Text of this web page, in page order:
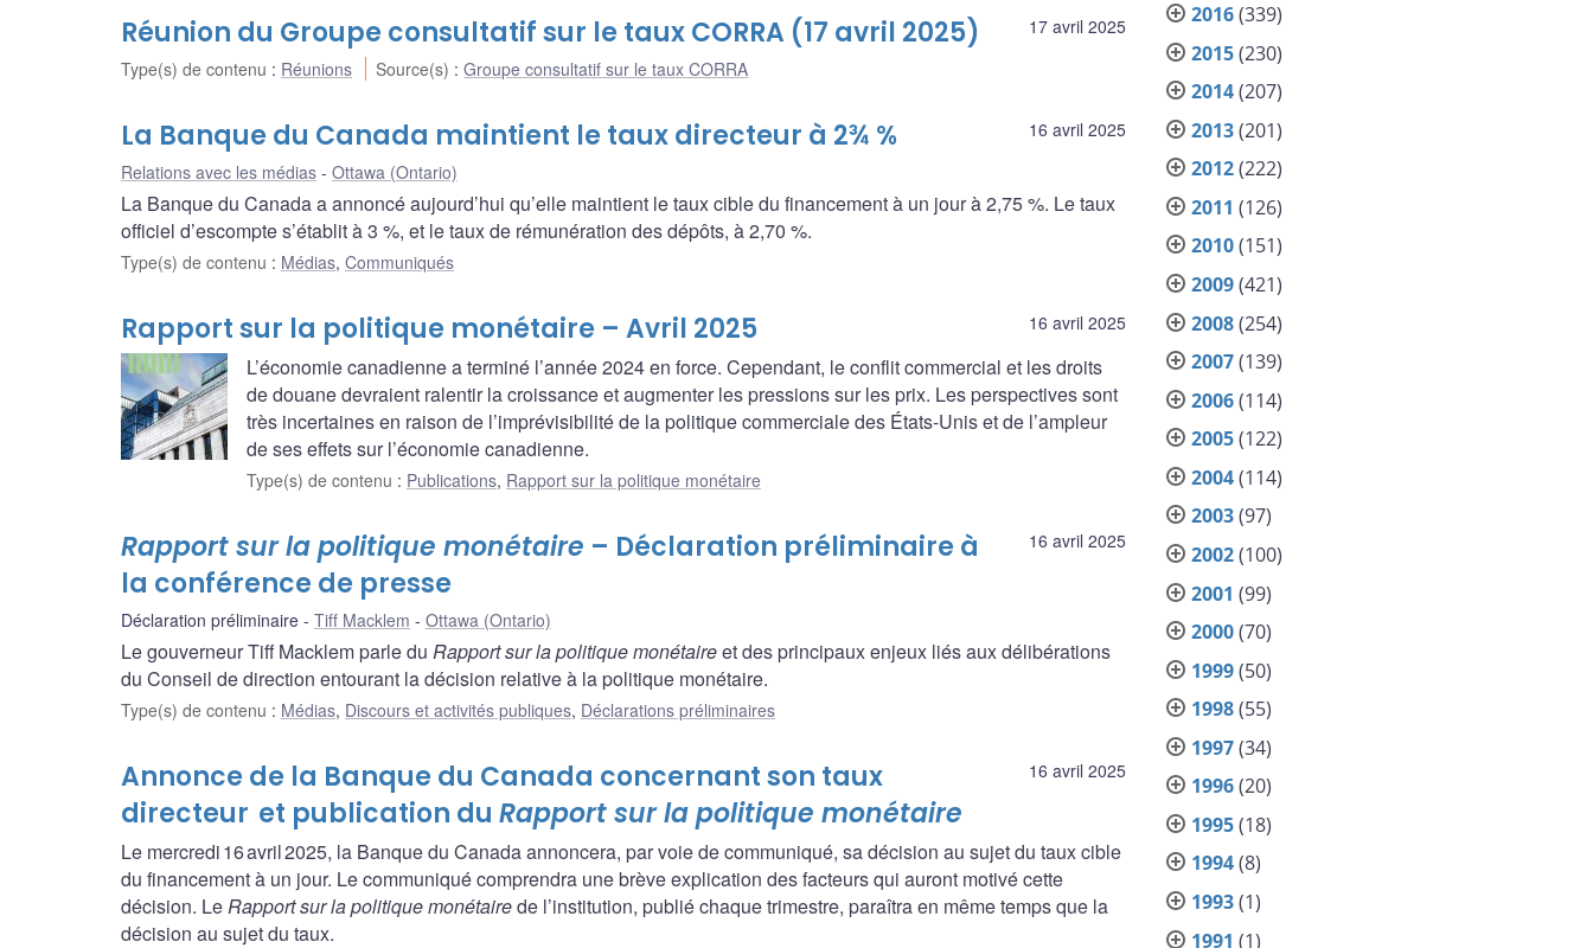
17 avril 2025
Réunion du Groupe consultatif sur le taux CORRA (17 avril 2025)
Type(s) de contenu : Réunions Source(s) :Groupe consultatif sur le taux CORRA
16 avril 2025
La Banque du Canada maintient le taux directeur à 2¾ %
Relations avec les médias Ottawa (Ontario)
La Banque du Canada a annoncé aujourd’hui qu’elle maintient le taux cible du financement à un jour à 2,75 %. Le taux
officiel d’escompte s’établit à 3 %, et le taux de rémunération des dépôts, à 2,70 %.
Type(s) de contenu : Médias, Communiqués
16 avril 2025
Rapport sur la politique monétaire – Avril 2025
L’économie canadienne a terminé l’année 2024 en force. Cependant, le conflit commercial et les droits
de douane devraient ralentir la croissance et augmenter les pressions sur les prix. Les perspectives sont
très incertaines en raison de l’imprévisibilité de la politique commerciale des États-Unis et de l’ampleur
de ses effets sur l’économie canadienne.
Type(s) de contenu : Publications, Rapport sur la politique monétaire
16 avril 2025
Rapport sur la politique monétaire – Déclaration préliminaire à
la conférence de presse
Déclaration préliminaire Tiff Macklem Ottawa (Ontario)
Le gouverneur Tiff Macklem parle du Rapport sur la politique monétaireet des principaux enjeux liés aux délibérations
du Conseil de direction entourant la décision relative à la politique monétaire.
Type(s) de contenu : Médias, Discours et activités publiques, Déclarations préliminaires
16 avril 2025
Annonce de la Banque du Canada concernant son taux
directeur et publication du Rapport sur la politique monétaire
Le mercredi 16 avril 2025, la Banque du Canada annoncera, par voie de communiqué, sa décision au sujet du taux cible
du financement à un jour. Le communiqué comprendra une brève explication des facteurs qui auront motivé cette
décision. LeRapport sur la politique monétairede l’institution, publié chaque trimestre, paraîtra en même temps que la
décision au sujet du taux.
2016(339)
2015(230)
2014(207)
2013(201)
2012(222)
2011 (126)
2010(151)
2009(421)
2008(254)
2007(139)
2006(114)
2005(122)
2004(114)
2003(97)
2002(100)
2001 (99)
2000(70)
1999(50)
1998(55)
1997(34)
1996(20)
1995(18)
1994(8)
1993(1)
1991 (1)